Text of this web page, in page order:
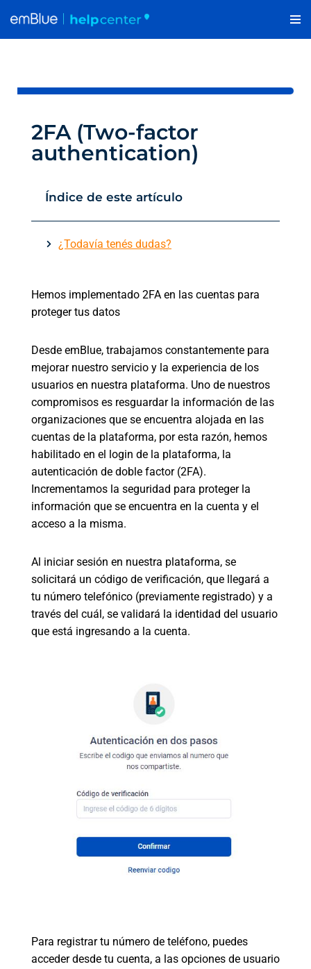
Saltar
2FA (Two-factor
authentication)
Índice de este artículo
¿Todavía tenés dudas?
Hemos implementado 2FA en las cuentas para
proteger tus datos
Desde emBlue, trabajamos constantemente para
mejorar nuestro servicio y la experiencia de los
usuarios en nuestra plataforma. Uno de nuestros
compromisos es resguardar la información de las
organizaciones que se encuentra alojada en las
cuentas de la plataforma, por esta razón, hemos
habilitado en el login de la plataforma, la
autenticación de doble factor (2FA).
Incrementamos la seguridad para proteger la
información que se encuentra en la cuenta y el
acceso a la misma.
Al iniciar sesión en nuestra plataforma, se
solicitará un código de verificación, que llegará a
tu número telefónico (previamente registrado) y a
través del cuál, se validará la identidad del usuario
que está ingresando a la cuenta.
Para registrar tu número de teléfono, puedes
acceder desde tu cuenta, a las opciones de usuario